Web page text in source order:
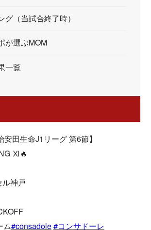
グ（当試合終了時）
が選ぶMOM
一覧
安田生命J1リーグ 第6節】
Ⅺ🔥
神戸
ム#consadole#コンサドーレ